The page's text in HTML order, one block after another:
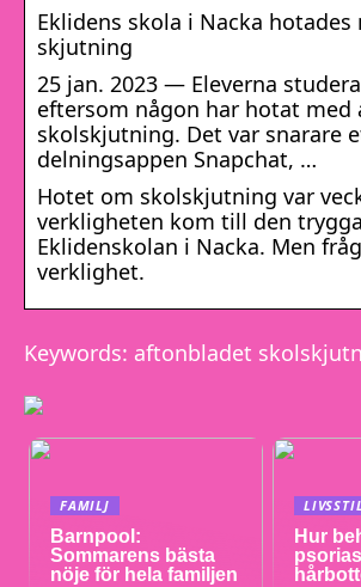
Eklidens skola i Nacka hotades
skjutning
25 jan. 2023 — Eleverna
eftersom någon har hotat med
skolskjutning. Det var snarare
delningsappen Snapchat, …
Hotet om skolskjutning var
verkligheten kom till den
Eklidenskolan i Nacka. Men
verklighet.
Keywords: aftonbladet
FAMILJ
Barnpool:
Sommarens bästa
nöje för hela familjen
LIVSSTIL
Hur